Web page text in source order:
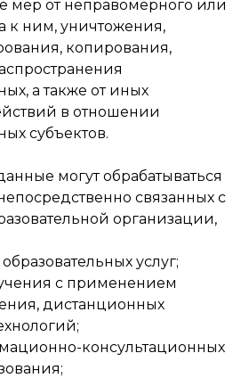
мер от неправомерного или
к ним, уничтожения,
копирования,
а также от иных
в отношении
субъектов.
могут обрабатываться
связанных с
организации,
услуг;
с применением
дистанционных
консультационных